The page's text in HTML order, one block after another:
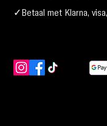
✓Betaal met Klarna,